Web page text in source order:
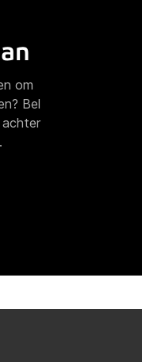
om
Bel